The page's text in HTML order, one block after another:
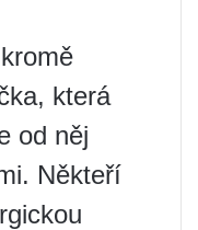
která
od něj
Někteří